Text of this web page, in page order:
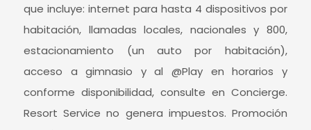
que incluye: internet para hasta 4 dispositivos por
habitación, llamadas locales, nacionales y 800,
estacionamiento (un auto por habitación),
acceso a gimnasio y al @Play en horarios y
conforme disponibilidad, consulte en Concierge.
Resort Service no genera impuestos. Promoción